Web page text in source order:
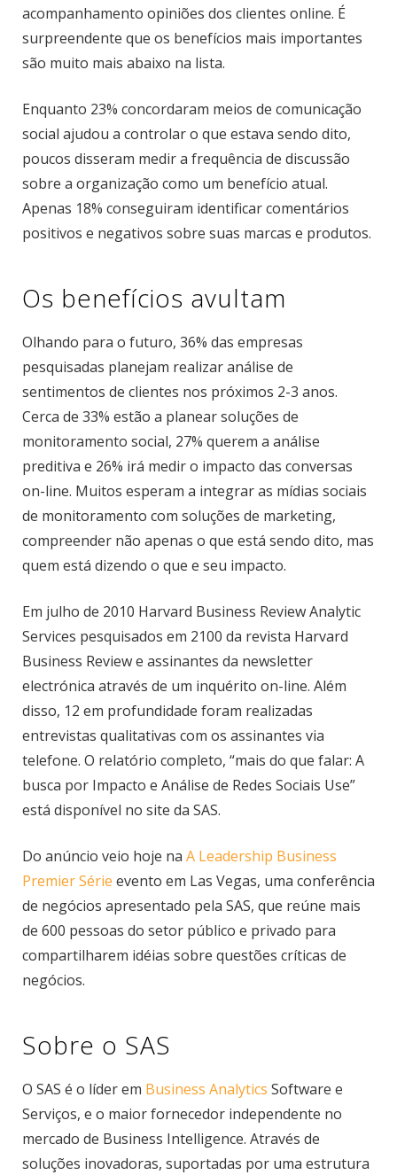
acompanhamento opiniões dos clientes online. É
surpreendente que os benefícios mais importantes
são muito mais abaixo na lista.
Enquanto 23% concordaram meios de comunicação
social ajudou a controlar o que estava sendo dito,
poucos disseram medir a frequência de discussão
sobre a organização como um benefício atual.
Apenas 18% conseguiram identificar comentários
positivos e negativos sobre suas marcas e produtos.
Os benefícios avultam
Olhando para o futuro, 36% das empresas
pesquisadas planejam realizar análise de
sentimentos de clientes nos próximos 2-3 anos.
Cerca de 33% estão a planear soluções de
monitoramento social, 27% querem a análise
preditiva e 26% irá medir o impacto das conversas
on-line. Muitos esperam a integrar as mídias sociais
de monitoramento com soluções de marketing,
compreender não apenas o que está sendo dito, mas
quem está dizendo o que e seu impacto.
Em julho de 2010 Harvard Business Review Analytic
Services pesquisados em 2100 da revista Harvard
Business Review e assinantes da newsletter
electrónica através de um inquérito on-line. Além
disso, 12 em profundidade foram realizadas
entrevistas qualitativas com os assinantes via
telefone. O relatório completo, “mais do que falar: A
busca por Impacto e Análise de Redes Sociais Use”
está disponível no site da SAS.
Do anúncio veio hoje na A Leadership Business
Premier Série evento em Las Vegas, uma conferência
de negócios apresentado pela SAS, que reúne mais
de 600 pessoas do setor público e privado para
compartilharem idéias sobre questões críticas de
negócios.
Sobre o SAS
O SAS é o líder em Business Analytics Software e
Serviços, e o maior fornecedor independente no
mercado de Business Intelligence. Através de
soluções inovadoras, suportadas por uma estrutura